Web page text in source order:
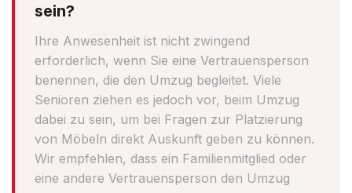
sein?
Ihre Anwesenheit ist nicht zwingend
erforderlich, wenn Sie eine Vertrauensperson
benennen, die den Umzug begleitet. Viele
Senioren ziehen es jedoch vor, beim Umzug
dabei zu sein, um bei Fragen zur Platzierung
von Möbeln direkt Auskunft geben zu können.
Wir empfehlen, dass ein Familienmitglied oder
eine andere Vertrauensperson den Umzug